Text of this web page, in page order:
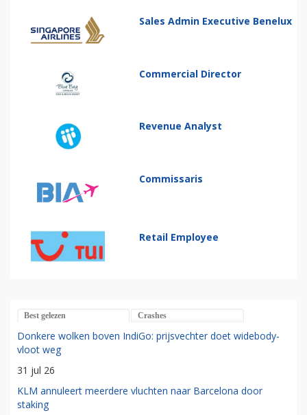
Sales Admin Executive Benelux
Commercial Director
Revenue Analyst
Commissaris
Retail Employee
Best gelezen Crashes
Donkere wolken boven IndiGo: prijsvechter doet widebody-
vloot weg
31 jul 26
KLM annuleert meerdere vluchten naar Barcelona door
staking